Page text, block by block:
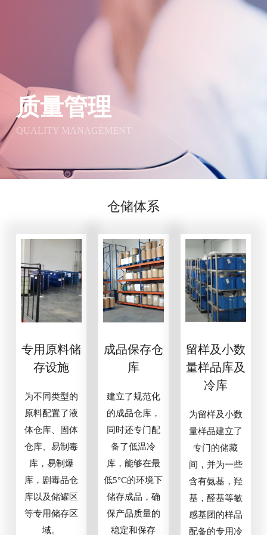
质量管理
QUALITY MANAGEMENT
仓储体系
专用原料储
存设施
为不同类型的
原料配置了液
体仓库、固体
仓库、易制毒
库，易制爆
库，剧毒品仓
库以及储罐区
等专用储存区
域。
成品保存仓
库
建立了规范化
的成品仓库，
同时还专门配
备了低温冷
库，能够在最
低5°C的环境下
储存成品，确
保产品质量的
稳定和保存
留样及小数
量样品库及
冷库
为留样及小数
量样品建立了
专门的储藏
间，并为一些
含有氨基，羟
基，醛基等敏
感基团的样品
配备的专用冷